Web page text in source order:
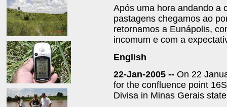
Após uma hora andando a
pastagens chegamos ao
retornamos a Eunápolis,
incomum e com a
English
22-Jan-2005 -- On 22
for the confluence point
Divisa in Minas Gerais